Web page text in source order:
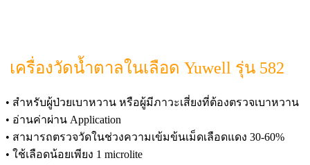
เครื่องวัดน้ำตาลในเลือด Yuwell รุ่น 582
• สำหรับผู้ป่วยเบาหวาน หรือผู้มีภาวะเสี่ยงที่ต้องตรวจเบาหวาน
• อ่านค่าผ่าน Application
• สามารถตรวจวัดในช่วงความเข้มข้นเม็ดเลือดแดง 30-60%
• ใช้เลือดน้อยเพียง 1 microlite